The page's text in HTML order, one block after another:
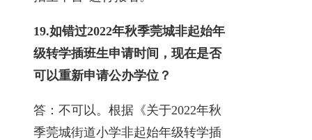
19.如错过2022年秋季莞城非起始年
级转学插班生申请时间，现在是否
可以重新申请公办学位？
答：不可以。根据《关于2022年秋
季莞城街道小学非起始年级转学插